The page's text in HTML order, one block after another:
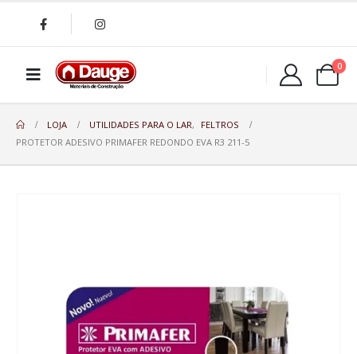
0
LOJA UTILIDADES PARA O LAR,
FELTROS
PROTETOR ADESIVO PRIMAFER REDONDO EVA R3 211-5